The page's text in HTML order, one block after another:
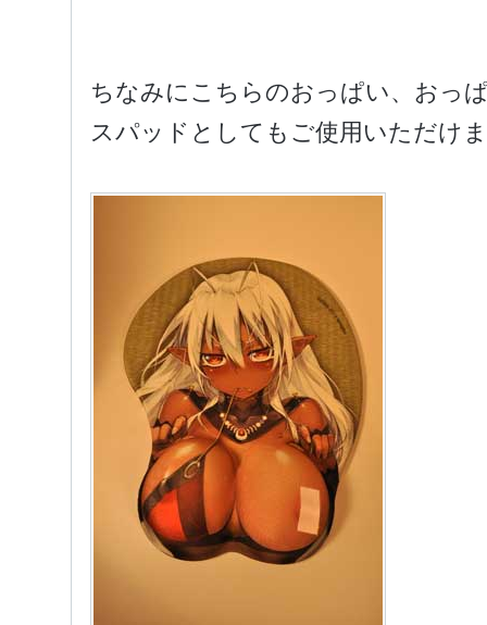
ちなみにこちらのおっぱい、おっ
スパッドとしてもご使用いただけ